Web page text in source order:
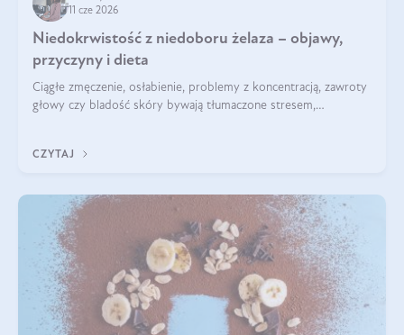
11 cze 2026
Niedokrwistość z niedoboru żelaza – objawy,
przyczyny i dieta
Ciągłe zmęczenie, osłabienie, problemy z koncentracją, zawroty
głowy czy bladość skóry bywają tłumaczone stresem,
CZYTAJ